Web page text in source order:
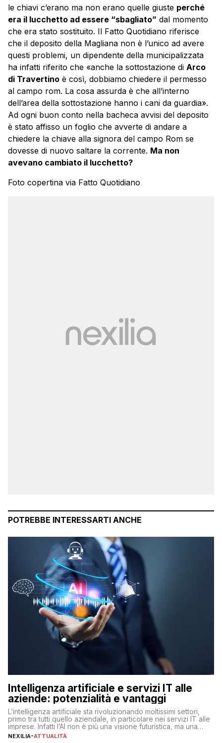
le chiavi c’erano ma non erano quelle giuste perché
era il lucchetto ad essere “sbagliato” dal momento
che era stato sostituito. Il Fatto Quotidiano riferisce
che il deposito della Magliana non è l’unico ad avere
questi problemi, un dipendente della municipalizzata
ha infatti riferito che «anche la sottostazione di Arco
di Travertino è così, dobbiamo chiedere il permesso
al campo rom. La cosa assurda è che all’interno
dell’area della sottostazione hanno i cani da guardia».
Ad ogni buon conto nella bacheca avvisi del deposito
è stato affisso un foglio che avverte di andare a
chiedere la chiave alla signora del campo Rom se
dovesse di nuovo saltare la corrente. Ma non
avevano cambiato il lucchetto?
Foto copertina via Fatto Quotidiano
POTREBBE INTERESSARTI ANCHE
Intelligenza artificiale e servizi IT alle
aziende: potenzialità e vantaggi
L’intelligenza artificiale sta rivoluzionando moltissimi settori,
primo tra tutti quello aziendale, in particolare nei servizi IT alle
imprese. Infatti l’AI non è più una visione futuristica, ma una
realtà operativa che sta portando a un cambio significativo in
NEXILIA-ATTUALITÀ